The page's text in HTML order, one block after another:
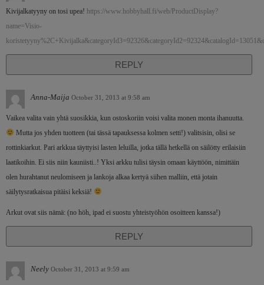
Kivijalkatyyny on tosi upea! https://www.hobbyhall.fi/web/ProductDisplay?
name=Visio-
REPLY
Anna-Maija October 31, 2013 at 9:58 am
Vaikea valita vain yhtä suosikkia, kun ostoskoriin voisi valita monen monta ihanuutta.
Mutta jos yhden tuotteen (tai tässä tapauksessa kolmen setti!) valitsisin, olisi se
rottinkiarkut. Pari arkkua täyttyisi lasten leluilla, jotka tällä hetkellä on säilötty erilaisiin
laatikoihin. Ei siis niin kauniisti..! Yksi arkku tulisi täysin omaan käyttöön, nimittäin
olen hurahtanut neulomiseen ja lankoja alkaa kertyä siihen malliin, että jotain
säilytysratkaisua pitäisi keksiä!
Arkut ovat siis nämä: (no höh, ipad ei suostu yhteistyöhön osoitteen kanssa!)
REPLY
Neely October 31, 2013 at 9:59 am